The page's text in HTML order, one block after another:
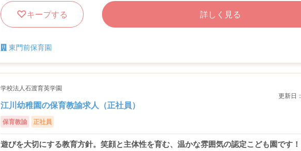
キープする 詳しく見る
東門前保育園
学校法人石渡育英学園
更新日：
江川幼稚園の保育教諭求人（正社員）
保育教諭 正社員
遊びを大切にする教育方針。笑顔と主体性を育む、温かな雰囲気の認定こども園です！